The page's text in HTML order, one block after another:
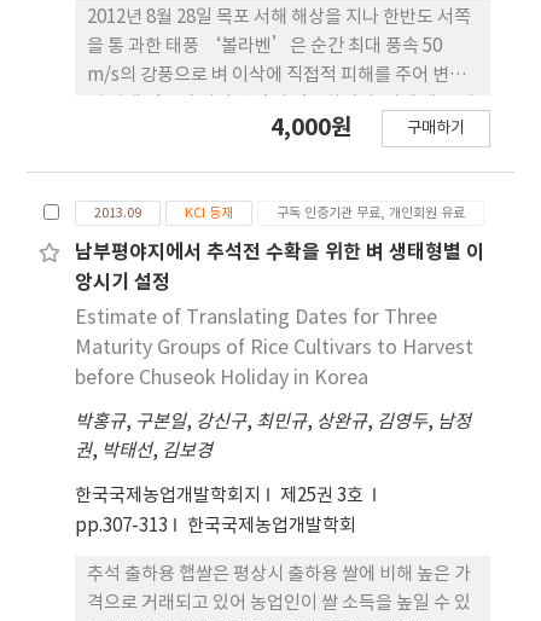
지 않았으나, 중만생종인 동진2호는 파종기가 빠를수
록 낮은 경향을 보였다.이상의 결과로 보아 호남평야
지(전북통) 보리 또는 밀 등 맥후작으로 벼 무논점파
를 재배하는 경우 입모 정도, 출수기, 수량 등을 고려
하여 볼 때 조생종인 운광벼는 6월 25일까지, 중만생
2012년 8월 28일 목포 서해 해상을 지나 한반도 서쪽
을 통 과한 태풍 ‘볼라벤’은 순간 최대 풍속 50
m/s의 강풍으로 벼 이삭에 직접적 피해를 주어 변색
해가 심했던 전라북도 익산, 김제 지 역과 전라남도 영
을 조사하였다. 태풍에 의한 이삭 변색정도는 출수후
5일 피 해 벼가 가장 심했으며, 출수기에는 80%, 출
수후 10일에는 71%, 출수후 15일에는 43%, 출수후
20일에는 20%였다. 특히 출수후 5일에 피해를 받은
벼는 변색립 회복정도가 태풍 경과 14일에 약 10%미
만으로 상대적으로 느렸고 18일에도 처음 발 생한 변
색립의 약 30%정도만이 회복되는 것으로 나타났다.
또 한 10a당 수량을 보면 출수후 20일에 비하여 출수
후 5일에는 평균 333kg/10a로 63% 수준이었으며,
이후 출수기에는 71%, 출수후 10일에는 84%, 출수
후 15일에는 95%의 수준이었다.
4,000원 구매하기
2013.09 KCI 등재 구독 인증기관 무료, 개인회원 유료
남부평야지에서 추석전 수확을 위한 벼 생태형별 이
앙시기 설정
Estimate of Translating Dates for Three
Maturity Groups of Rice Cultivars to Harvest
before Chuseok Holiday in Korea
박홍규, 구본일, 강신구, 최민규, 상완규, 김영두, 남정
권, 박태선, 김보경
한국국제농업개발학회지
제25권 3호
pp.307-313
한국국제농업개발학회
추석 출하용 햅쌀은 평상시 출하용 쌀에 비해 높은 가
격으로 거래되고 있어 농업인이 쌀 소득을 높일 수 있